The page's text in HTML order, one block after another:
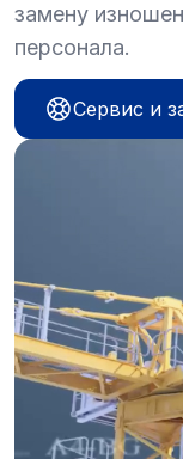
замену
персонала.
Сервис и